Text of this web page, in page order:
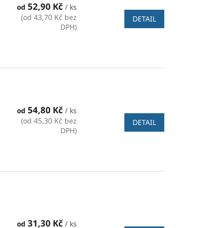
od 52,90 Kč/ ks
(od 43,70 Kč bez
DPH)
DETAIL
od 54,80 Kč/ ks
(od 45,30 Kč bez
DPH)
DETAIL
od 31,30 Kč/ ks